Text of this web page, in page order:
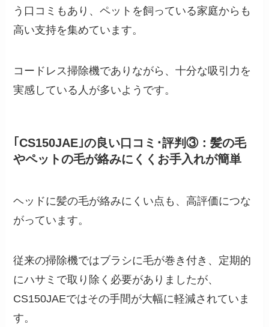
う口コミもあり、ペットを飼っている家庭からも
高い支持を集めています。
コードレス掃除機でありながら、十分な吸引力を
実感している人が多いようです。
｢CS150JAE｣の良い口コミ･評判③：髪の毛
やペットの毛が絡みにくくお手入れが簡単
ヘッドに髪の毛が絡みにくい点も、高評価につな
がっています。
従来の掃除機ではブラシに毛が巻き付き、定期的
にハサミで取り除く必要がありましたが、
CS150JAEではその手間が大幅に軽減されていま
す。